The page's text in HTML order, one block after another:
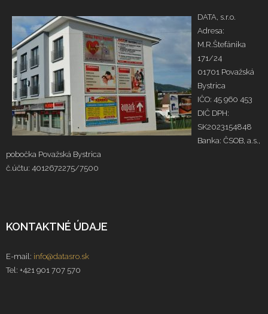
DATA, s.r.o.
Adresa:
M.R.Štefánika
171/24
01701 Považská
Bystrica
IČO: 45 960 453
DIČ DPH:
SK2023154848
Banka: ČSOB, a.s.,
pobočka Považská Bystrica
č.účtu: 4012672275/7500
KONTAKTNÉ ÚDAJE
E-mail: info@datasro.sk
Tel: +421 901 707 570